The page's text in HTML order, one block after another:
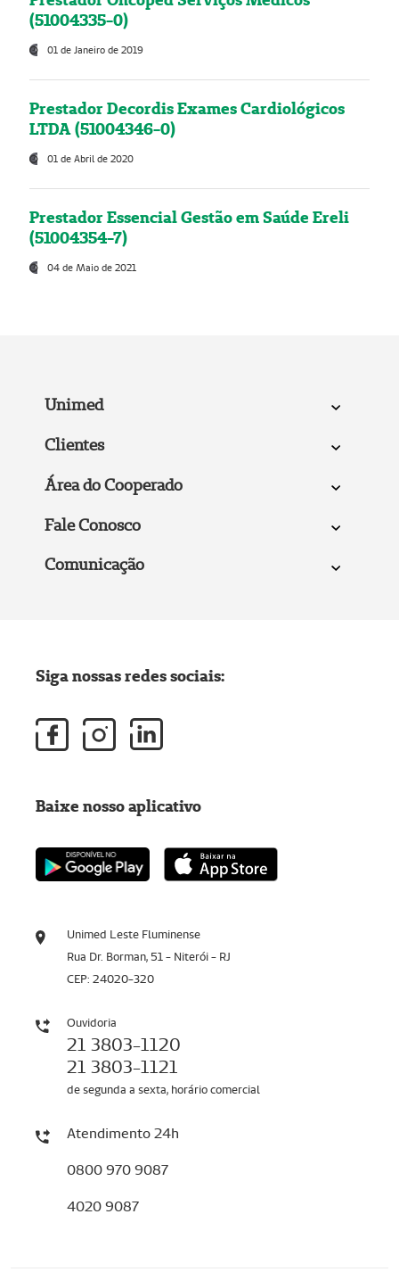
(51004335-0)
01 de Janeiro de 2019
Prestador Decordis Exames Cardiológicos
LTDA (51004346-0)
01 de Abril de 2020
Prestador Essencial Gestão em Saúde Ereli
(51004354-7)
04 de Maio de 2021
Unimed
Clientes
Área do Cooperado
Fale Conosco
Comunicação
Unimed Leste Fluminense
Rua Dr. Borman, 51 - Niterói - RJ
CEP: 24020-320
Ouvidoria
21 3803-1120
21 3803-1121
de segunda a sexta, horário comercial
Atendimento 24h
0800 970 9087
4020 9087
Siga nossas redes sociais:
Baixe nosso aplicativo